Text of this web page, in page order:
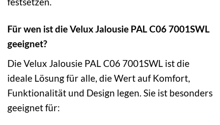
Für wen ist die Velux Jalousie PAL C06 7001SWL
geeignet?
Die Velux Jalousie PAL C06 7001SWL ist die
ideale Lösung für alle, die Wert auf Komfort,
Funktionalität und Design legen. Sie ist besonders
geeignet für: